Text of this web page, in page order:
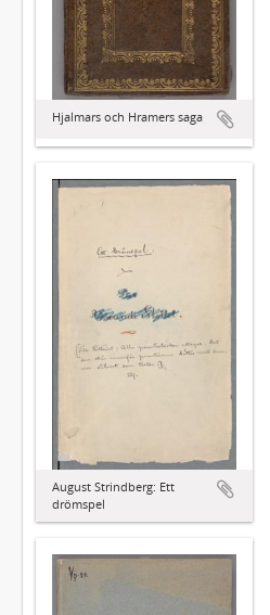
Hjalmars och Hramers saga
August Strindberg: Ett
drömspel